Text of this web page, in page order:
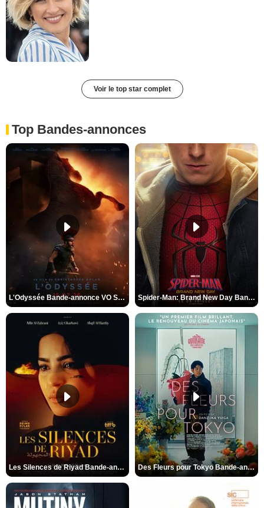
Voir le top star complet
Top Bandes-annonces
L'Odyssée Bande-annonce VO STFR Spider-Man: Brand New Day Bande-annonce VO STFR
Les Silences de Riyad Bande-annonce VO STFR Des Fleurs pour Tokyo Bande-annonce VO STFR